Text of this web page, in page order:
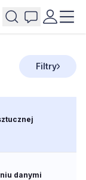
Filtry
danymi